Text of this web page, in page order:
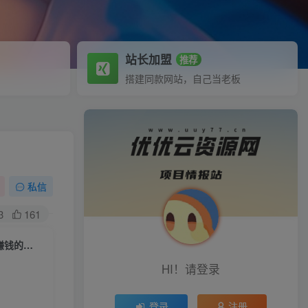
站长加盟 推荐
搭建同款网站，自己当老板
私信
161
（5155期）重磅来袭：小红书·运营培训班：从0-1带你玩转小红书，做个赚钱的私域IP
HI！请登录